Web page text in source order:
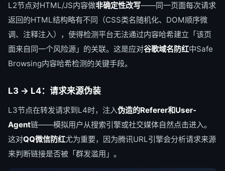
L2节点对HTML/JS内容做非确定性改写——同一页面每次请求
返回的HTML结构略有不同（CSS类名随机化、DOM顺序微
调、注释注入），使得检测平台无法通过内容哈希建立「该页
面来自同一个风险源」的关联。这是应对谷歌域名防红中Safe
Browsing内容哈希检测的关键手段。
L3 → L4：请求来源伪装
L3节点在转发请求到L4时，注入伪造的Referer和User-
Agent链——模拟用户从搜索引擎或社交媒体自然点击进入。
这对QQ微信防红尤为重要，因为腾讯URL引擎会分析请求来源
来判断链接是否被「群发滥用」。